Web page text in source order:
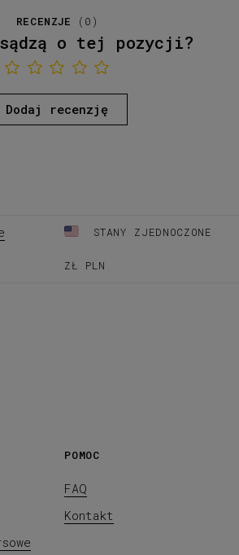
RECENZJE ( 0 )
o tej pozycji?
Dodaj recenzję
STANY ZJEDNOCZONE
ZŁ PLN
POMOC
FAQ
Kontakt